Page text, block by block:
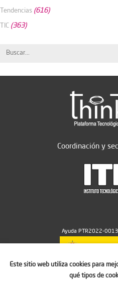
Tendencias (616)
TIC (363)
Coordinación y
Ayuda PTR2022-
MICIU/AEI/
Este sitio web utiliza cookies para
qué tipos de